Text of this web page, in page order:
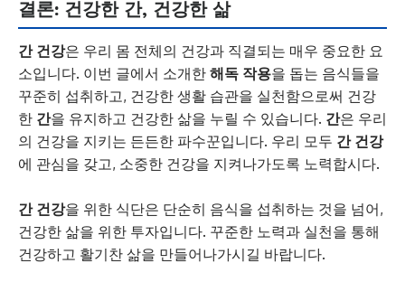
결론: 건강한 간, 건강한 삶
간 건강은 우리 몸 전체의 건강과 직결되는 매우 중요한 요
소입니다. 이번 글에서 소개한 해독 작용을 돕는 음식들을
꾸준히 섭취하고, 건강한 생활 습관을 실천함으로써 건강
한 간을 유지하고 건강한 삶을 누릴 수 있습니다. 간은 우리
의 건강을 지키는 든든한 파수꾼입니다. 우리 모두 간 건강
에 관심을 갖고, 소중한 건강을 지켜나가도록 노력합시다.
간 건강을 위한 식단은 단순히 음식을 섭취하는 것을 넘어,
건강한 삶을 위한 투자입니다. 꾸준한 노력과 실천을 통해
건강하고 활기찬 삶을 만들어나가시길 바랍니다.